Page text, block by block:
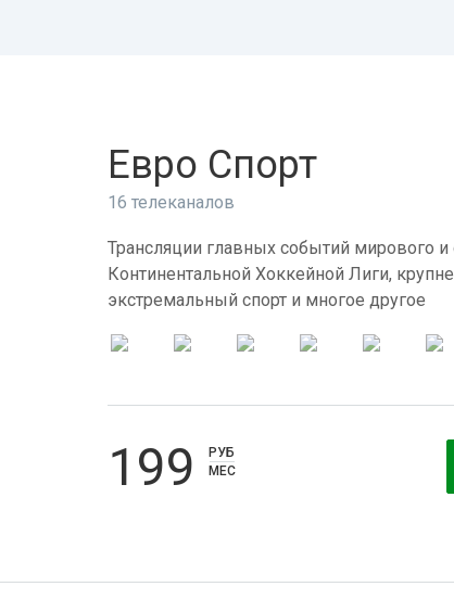
Евро Спорт
16 телеканалов
Трансляции главных событий мирового и
Континентальной Хоккейной Лиги,
экстремальный спорт и многое другое
199
РУБ
МЕС